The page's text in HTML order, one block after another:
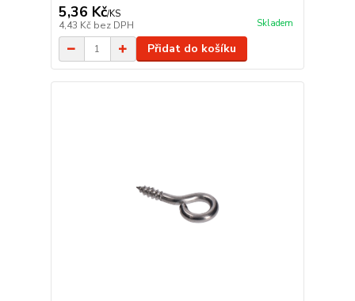
5,36 Kč/KS
4,43 Kč bez DPH Skladem
Přidat do košíku